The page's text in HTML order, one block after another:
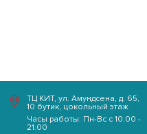
ТЦ КИТ, ул. Амундсена, д. 65,
10 бутик, цокольный этаж
Часы работы: Пн-Вс с 10:00 -
21:00